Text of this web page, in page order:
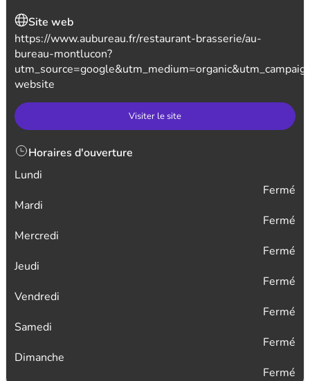
Site web
https://www.aubureau.fr/restaurant-brasserie/au-
bureau-montlucon?
website
Visiter le site
Horaires d'ouverture
Lundi
Fermé
Mardi
Fermé
Mercredi
Fermé
Jeudi
Fermé
Vendredi
Fermé
Samedi
Fermé
Dimanche
Fermé